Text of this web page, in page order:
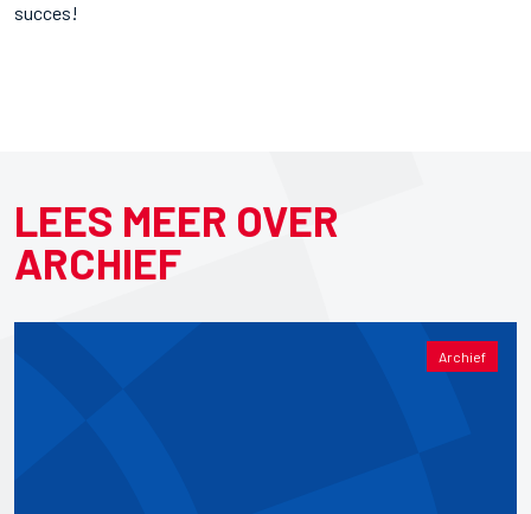
succes!
LEES MEER OVER
ARCHIEF
Archief